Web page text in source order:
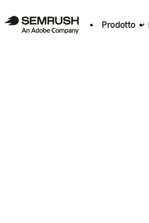
Prodotto